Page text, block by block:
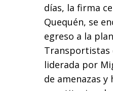
días, la firma
Quequén, se
egreso a la
Transportistas
liderada por
de amenazas